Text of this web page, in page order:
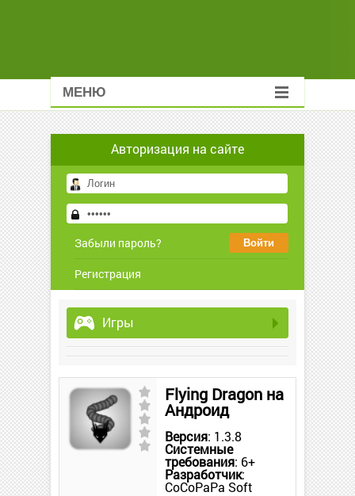
МЕНЮ
Авторизация на сайте
Забыли пароль?
Регистрация
Игры
Flying Dragon на
Андроид
Версия: 1.3.8
Системные
требования: 6+
Разработчик:
CoCoPaPa Soft